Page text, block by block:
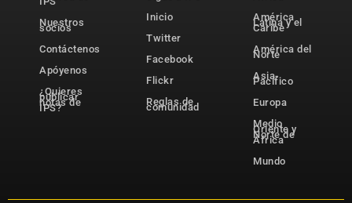
Nuestros
socios
Contáctenos
Apóyenos
¿Quieres
publicar
notas de
IPS?
Inicio
Twitter
Facebook
Flickr
Reglas de
comunidad
América
Latina y el
Caribe
América del
Norte
Asia-
Pacífico
Europa
Medio
Oriente y
Norte de
África
Mundo